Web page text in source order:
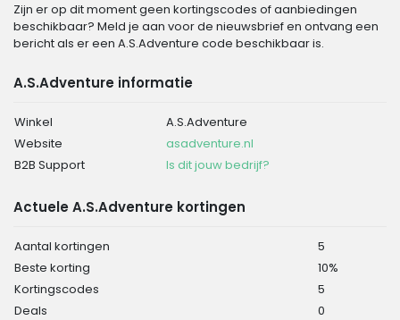
Zijn er op dit moment geen kortingscodes of aanbiedingen
beschikbaar? Meld je aan voor de nieuwsbrief en ontvang een
bericht als er een A.S.Adventure code beschikbaar is.
A.S.Adventure informatie
Winkel
A.S.Adventure
Website
asadventure.nl
B2B Support
Is dit jouw bedrijf?
Actuele A.S.Adventure kortingen
Aantal kortingen
5
Beste korting
10%
Kortingscodes
5
Deals
0